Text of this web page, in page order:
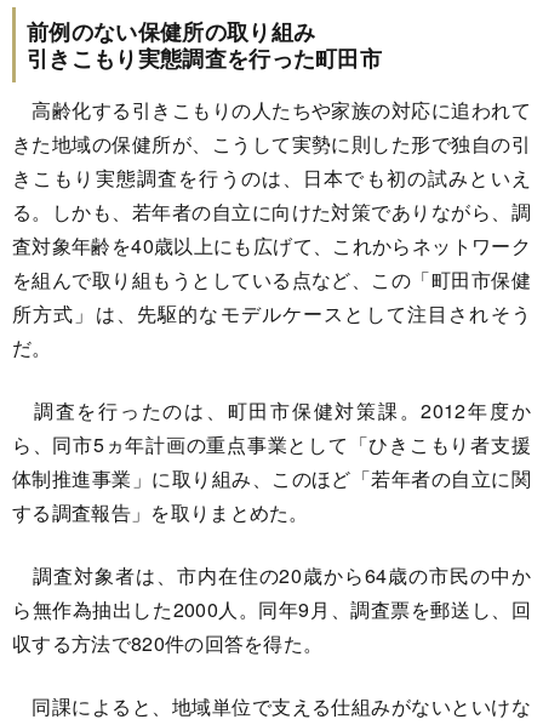
前例のない保健所の取り組み
引きこもり実態調査を行った町田市
高齢化する引きこもりの人たちや家族の対応に追われて
きた地域の保健所が、こうして実勢に則した形で独自の引
きこもり実態調査を行うのは、日本でも初の試みといえ
る。しかも、若年者の自立に向けた対策でありながら、調
査対象年齢を40歳以上にも広げて、これからネットワーク
を組んで取り組もうとしている点など、この「町田市保健
所方式」は、先駆的なモデルケースとして注目されそう
だ。
調査を行ったのは、町田市保健対策課。2012年度か
ら、同市5ヵ年計画の重点事業として「ひきこもり者支援
体制推進事業」に取り組み、このほど「若年者の自立に関
する調査報告」を取りまとめた。
調査対象者は、市内在住の20歳から64歳の市民の中か
ら無作為抽出した2000人。同年9月、調査票を郵送し、回
収する方法で820件の回答を得た。
同課によると、地域単位で支える仕組みがないといけな